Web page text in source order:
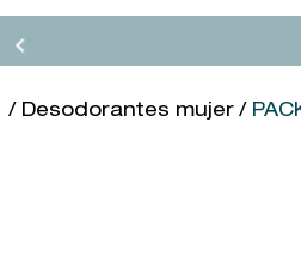
Desodorantes mujer
3.
4.